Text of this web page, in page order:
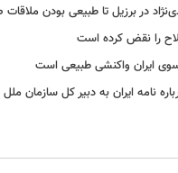
در برزیل تا طبیعی بودن
را نقض کرده است
سوی ایران واکنشی طبیعی است
نامه ایران به دبیر کل سازمان ملل